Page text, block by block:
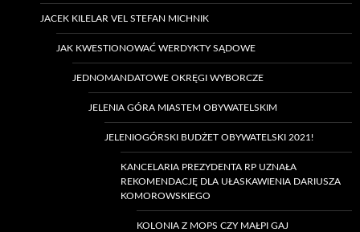
JACEK KILELAR VEL STEFAN MICHNIK
JAK KWESTIONOWAĆ WERDYKTY SĄDOWE
JEDNOMANDATOWE OKRĘGI WYBORCZE
JELENIA GÓRA MIASTEM OBYWATELSKIM
JELENIOGÓRSKI BUDŻET OBYWATELSKI 2021!
KANCELARIA PREZYDENTA RP UZNAŁA
REKOMENDACJĘ DLA UŁASKAWIENIA DARIUSZA
KOMOROWSKIEGO
KOLONIA Z MOPS CZY MAŁPI GAJ